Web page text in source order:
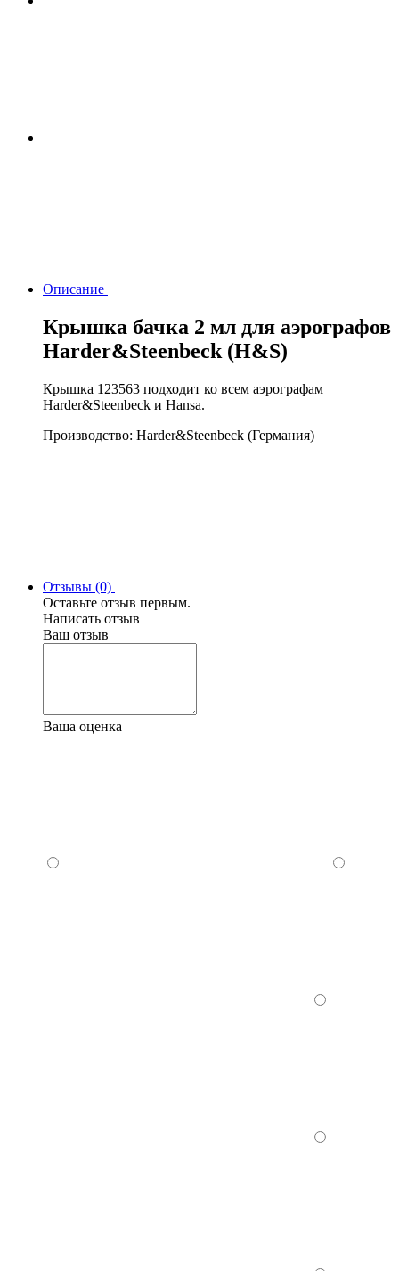
Описание
Крышка бачка 2 мл для аэрографов
Harder&Steenbeck (H&S)
Крышка 123563 подходит ко всем аэрографам
Harder&Steenbeck и Hansa.
Производство: Harder&Steenbeck (Германия)
Отзывы (0)
Оставьте отзыв первым.
Написать отзыв
Ваш отзыв
Ваша оценка